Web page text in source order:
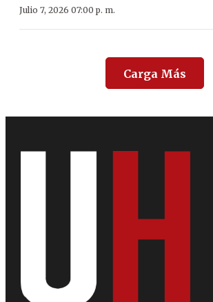
Julio 7, 2026 07:00 p. m.
Carga Más